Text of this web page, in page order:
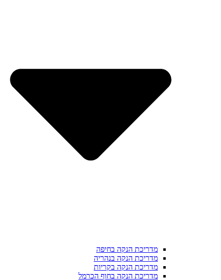
מדריכת הנקה בחיפה
מדריכת הנקה בנהריה
מדריכת הנקה בקריות
מדריכת הנקה בחוף הכרמל